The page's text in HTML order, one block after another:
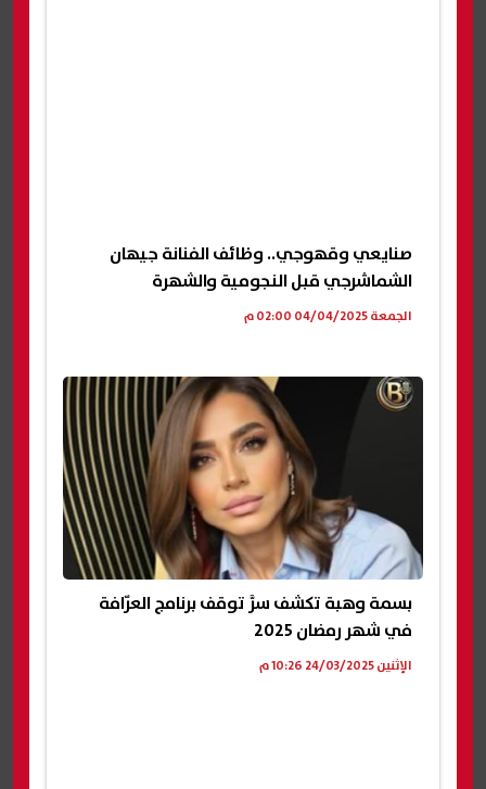
صنايعي وقهوجي.. وظائف الفنانة جيهان
الشماشرجي قبل النجومية والشهرة
الجمعة 04/04/2025 02:00 م
بسمة وهبة تكشف سرَّ توقف برنامج العرّافة
في شهر رمضان 2025
الإثنين 24/03/2025 10:26 م